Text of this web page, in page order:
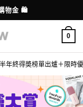
配送港澳
物金 🛍️
0
年終得奬榜單出爐＋限時